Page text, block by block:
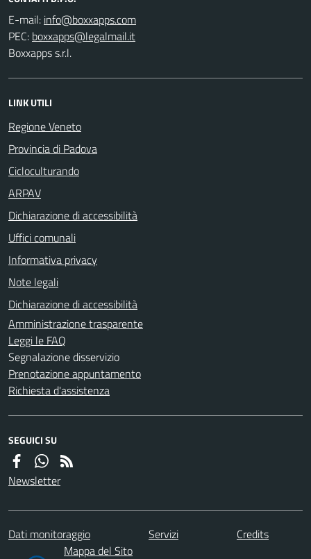
E-mail:
PEC:
Boxxapps s.r.l.
LINK UTILI
Regione Veneto
Provincia di Padova
Cicloculturando
ARPAV
Dichiarazione di accessibilità
Uffici comunali
Informativa privacy
Note legali
Dichiarazione di accessibilità
Amministrazione trasparente
Leggi le FAQ
Segnalazione disservizio
Prenotazione appuntamento
Richiesta d'assistenza
SEGUICI SU
Newsletter
Dati monitoraggio Servizi
Credits
Mappa del Sito